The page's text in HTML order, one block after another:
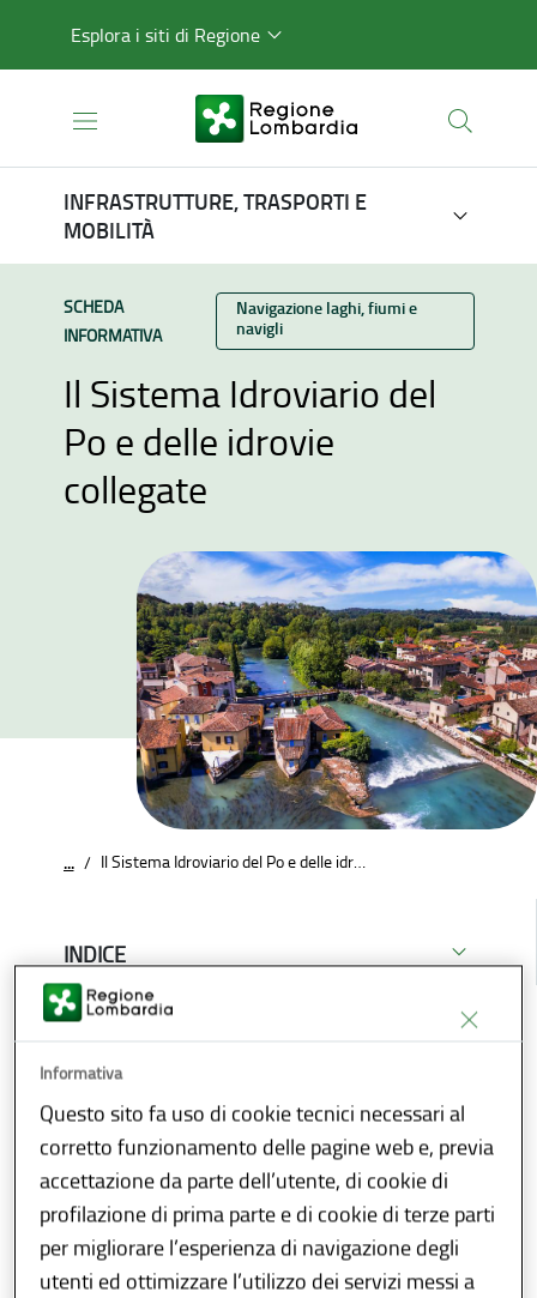
Esplora i siti di Regione
INFRASTRUTTURE, TRASPORTI E
MOBILITÀ
TIPO CONTENUTO:
SCHEDA
INFORMATIVA
Categoria:
Navigazione laghi, fiumi e
navigli
Il Sistema Idroviario del
Po e delle idrovie
collegate
... / Il Sistema Idroviario del Po e delle idrovie collegate
INDICE
Il demanio idroviario lombardo è costituito
dal fiume Po e dai tratti sublacuali dei quattro
principali affluenti, Ticino, Adda, Oglio e
Mincio. Ai fiumi più importanti si aggiungono
due canali artificiali:
Informativa
Questo sito fa uso di cookie tecnici necessari al
corretto funzionamento delle pagine web e, previa
accettazione da parte dell’utente, di cookie di
profilazione di prima parte e di cookie di terze parti
per migliorare l’esperienza di navigazione degli
utenti ed ottimizzare l’utilizzo dei servizi messi a